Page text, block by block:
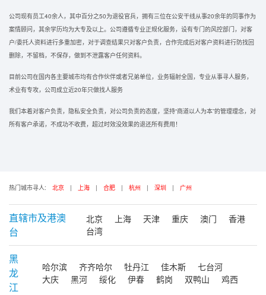
公司现有员工40余人，其中百分之50为退役官兵，拥有三位在公安干线从事20余年的同事作为
案情顾问，其余学历均为大专及以上。公司遵循专业正规化服务，设有专门的风控部门，对客
户/委托人资料进行多重加密，对于调查结果只对客户负责，合作完成后对客户资料进行防找回
删除，不留档，不保存，做到不泄露客户任何资料。
目前公司在国内各主要城市均有合作伙伴或者兄弟单位，业务辐射全国，专业从事寻人服务，
术业有专攻，公司成立近20年只做找人服务
我们本着对客户负责，隐私安全负责，对公司负责的态度，坚持“商道以人为本”的管理理念，对
所有客户承诺，不成功不收费，超过时效没效果的退还所有费用！
热门城市寻人: 北京 | 上海 | 合肥 | 杭州 | 深圳 | 广州
直辖市及港澳
台
北京 上海 天津 重庆 澳门
香港
台湾
黑
龙
江
哈尔滨 齐齐哈尔 牡丹江 佳木斯
七台河
大庆
黑河 绥化 伊春 鹤岗 双鸭山 鸡西